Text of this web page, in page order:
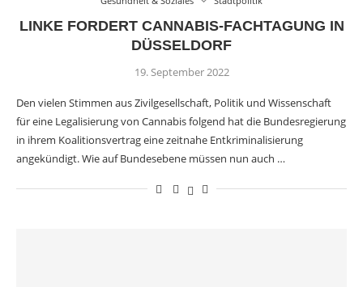
LINKE FORDERT CANNABIS-FACHTAGUNG IN
DÜSSELDORF
19. September 2022
Den vielen Stimmen aus Zivilgesellschaft, Politik und Wissenschaft
für eine Legalisierung von Cannabis folgend hat die Bundesregierung
in ihrem Koalitionsvertrag eine zeitnahe Entkriminalisierung
angekündigt. Wie auf Bundesebene müssen nun auch …